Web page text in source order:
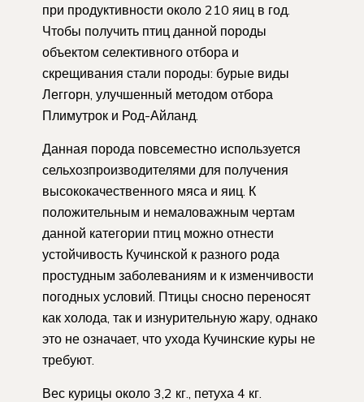
при продуктивности около 210 яиц в год.
Чтобы получить птиц данной породы
объектом селективного отбора и
скрещивания стали породы: бурые виды
Леггорн, улучшенный методом отбора
Плимутрок и Род-Айланд.
Данная порода повсеместно используется
сельхозпроизводителями для получения
высококачественного мяса и яиц. К
положительным и немаловажным чертам
данной категории птиц можно отнести
устойчивость Кучинской к разного рода
простудным заболеваниям и к изменчивости
погодных условий. Птицы сносно переносят
как холода, так и изнурительную жару, однако
это не означает, что ухода Кучинские куры не
требуют.
Вес курицы около 3,2 кг., петуха 4 кг.